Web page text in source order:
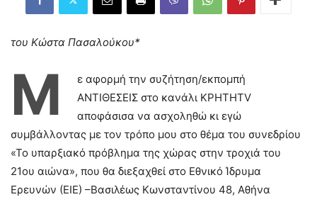
του Κώστα Πασαλούκου*
Μ
ε αφορμή την συζήτηση/εκπομπή
ΑΝΤΙΘΕΣΕΙΣ στο κανάλι ΚΡΗΤΗTV
αποφάσισα να ασχοληθώ κι εγώ
συμβάλλοντας με τον τρόπο μου στο θέμα του συνεδρίου
«Το υπαρξιακό πρόβλημα της χώρας στην τροχιά του
21ου αιώνα», που θα διεξαχθεί στο Εθνικό Ίδρυμα
Ερευνών (ΕΙΕ) –Βασιλέως Κωνσταντίνου 48, Αθήνα